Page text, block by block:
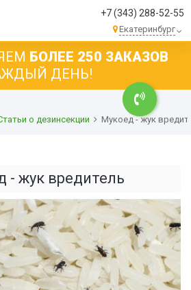
+7 (343) 288-52-55
Екатеринбург
БОЛЕЕ 250 ЗАКАЗОВ
ДЕНЬ!
о дезинсекции Мукоед - жук
- жук вредитель